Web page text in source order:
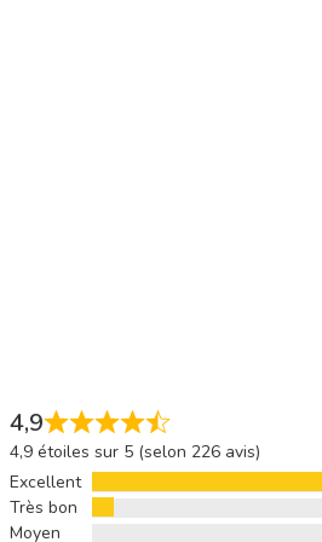
4,9
4,9 étoiles sur 5 (selon 226 avis)
Excellent
Très bon
Moyen